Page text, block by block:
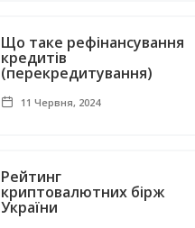
Що таке рефінансування
кредитів
(перекредитування)
11 Червня, 2024
Рейтинг
криптовалютних бірж
України